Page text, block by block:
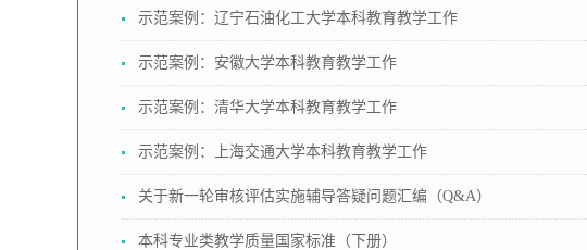
示范案例：辽宁石油化工大学本科教育教学工作
示范案例：安徽大学本科教育教学工作
示范案例：清华大学本科教育教学工作
示范案例：上海交通大学本科教育教学工作
关于新一轮审核评估实施辅导答疑问题汇编（Q&A）
本科专业类教学质量国家标准（下册）